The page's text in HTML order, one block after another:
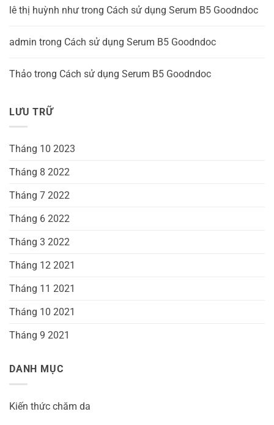
lê thị huỳnh như trong Cách sử dụng Serum B5 Goodndoc
admin trong Cách sử dụng Serum B5 Goodndoc
Thảo trong Cách sử dụng Serum B5 Goodndoc
LƯU TRỮ
Tháng 10 2023
Tháng 8 2022
Tháng 7 2022
Tháng 6 2022
Tháng 3 2022
Tháng 12 2021
Tháng 11 2021
Tháng 10 2021
Tháng 9 2021
DANH MỤC
Kiến thức chăm da